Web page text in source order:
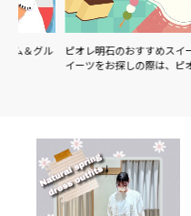
ピオレ明石のおすすめスイーツをご
イーツをお探しの際は、ピオ…